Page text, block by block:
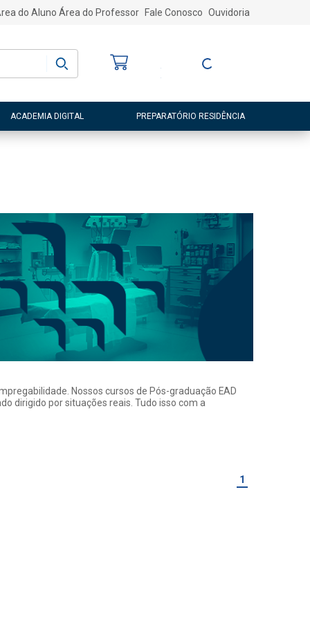
do Aluno Área do Professor Fale Conosco Ouvidoria
Entre ou Cadastre-
ACADEMIA DIGITAL PREPARATÓRIO RESIDÊNCIA
Nossos cursos de Pós-graduação EAD
dirigido por situações reais. Tudo isso com a
1